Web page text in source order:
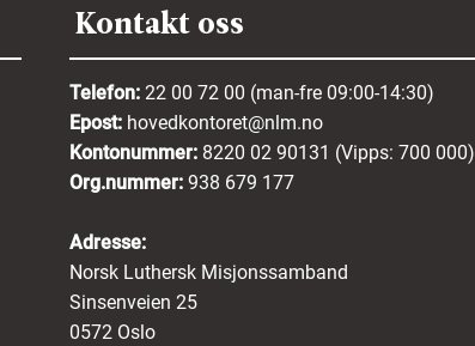
Kontakt oss
Telefon: 22 00 72 00 (man-fre 09:00-14:30)
Epost: hovedkontoret@nlm.no
Kontonummer: 8220 02 90131 (Vipps: 700 000)
Org.nummer: 938 679 177
Adresse:
Norsk Luthersk Misjonssamband
Sinsenveien 25
0572 Oslo